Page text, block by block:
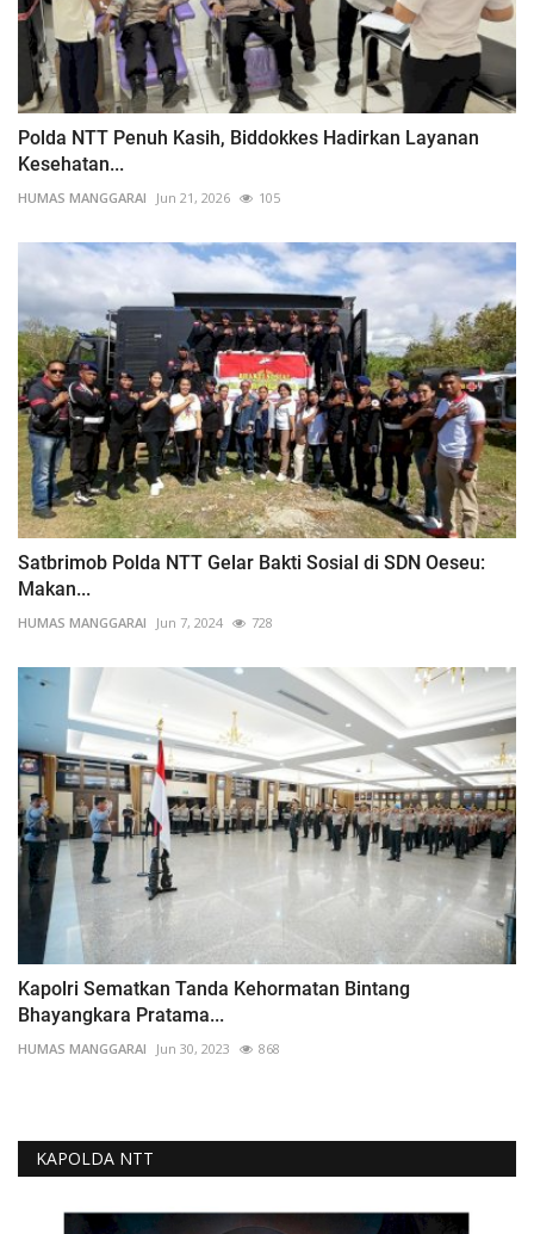
Polda NTT Penuh Kasih, Biddokkes Hadirkan Layanan
Kesehatan...
HUMAS MANGGARAI Jun 21, 2026 105
Satbrimob Polda NTT Gelar Bakti Sosial di SDN Oeseu:
Makan...
HUMAS MANGGARAI Jun 7, 2024 728
Kapolri Sematkan Tanda Kehormatan Bintang
Bhayangkara Pratama...
HUMAS MANGGARAI Jun 30, 2023 868
KAPOLDA NTT